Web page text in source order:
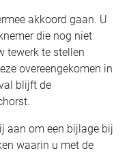
akkoord gaan. U
die nog niet
tewerk te stellen
overeengekomen in
blijft de
aan om een bijlage bij
waarin u met de